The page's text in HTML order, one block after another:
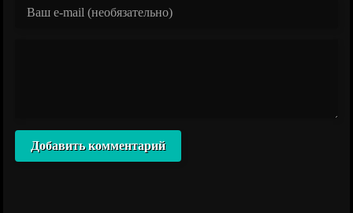
Добавить комментарий